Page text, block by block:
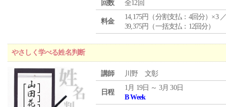
回数
全12回
料金
14,175円（分割支払：4回分）×3
39,375円（一括支払：12回分）
やさしく学べる姓名判断
講師 川野 文彰
日程
1月 19日 ～ 3月 30日
B Week